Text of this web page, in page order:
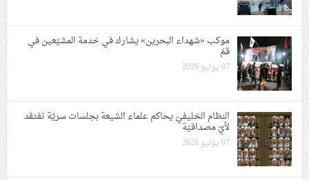
موكب «شهداء البحرين» يشارك في خدمة المشيّعين في
قمّ
07 يوليو 2026
النظام الخليفيّ يحاكم علماء الشيعة بجلسات سريّة تفتقد
لأيّ مصداقيّة
07 يوليو 2026